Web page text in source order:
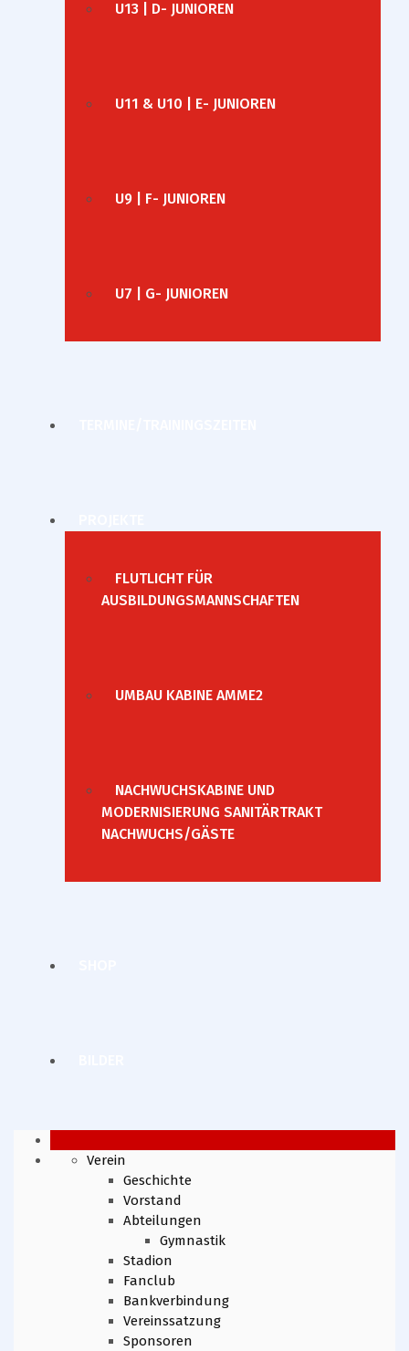
U13 | D- JUNIOREN
U11 & U10 | E- JUNIOREN
U9 | F- JUNIOREN
U7 | G- JUNIOREN
FLUTLICHT FÜR
AUSBILDUNGSMANNSCHAFTEN
UMBAU KABINE AMME2
NACHWUCHSKABINE UND
MODERNISIERUNG SANITÄRTRAKT
NACHWUCHS/GÄSTE
Verein
Geschichte
Vorstand
Abteilungen
Gymnastik
Stadion
Fanclub
Bankverbindung
Vereinssatzung
Sponsoren